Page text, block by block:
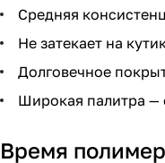
Средняя
Не затекает на
Долговечное
Широкая палитра —
Время